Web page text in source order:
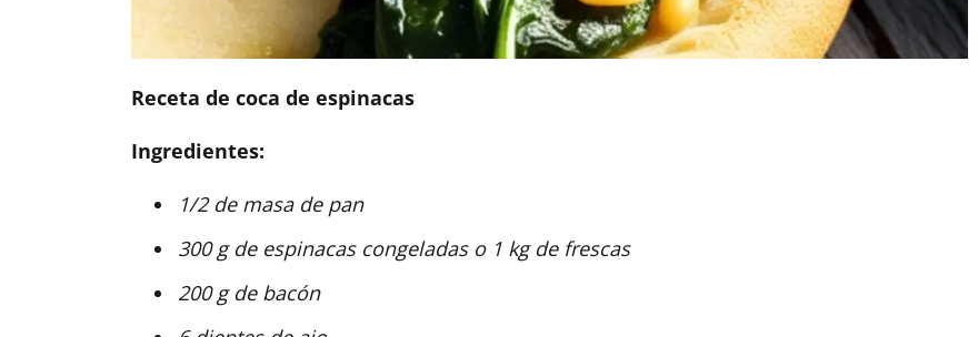
Receta de coca de espinacas
Ingredientes:
1/2 de masa de pan
300 g de espinacas congeladas o 1 kg de frescas
200 g de bacón